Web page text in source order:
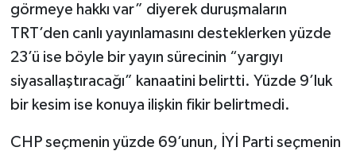
görmeye hakkı var” diyerek duruşmaların
TRT’den canlı yayınlamasını desteklerken yüzde
23’ü ise böyle bir yayın sürecinin “yargıyı
siyasallaştıracağı” kanaatini belirtti. Yüzde 9’luk
bir kesim ise konuya ilişkin fikir belirtmedi.
CHP seçmenin yüzde 69’unun, İYİ Parti seçmenin